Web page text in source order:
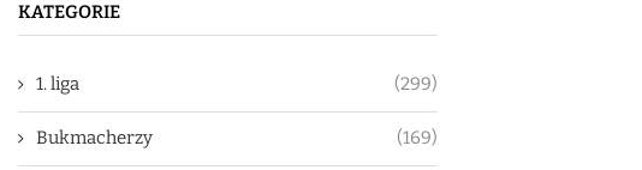
KATEGORIE
1. liga (299)
Bukmacherzy (169)